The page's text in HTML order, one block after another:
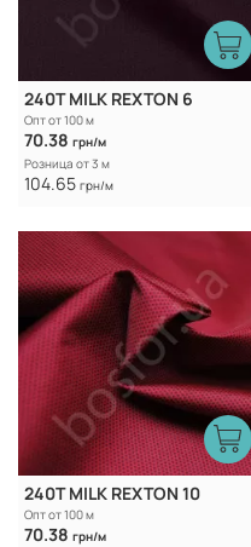
240T MILK REXTON 6
Опт от 100 м
70.38 грн/м
Розница от 3 м
104.65 грн/м
240T MILK REXTON 10
Опт от 100 м
70.38 грн/м